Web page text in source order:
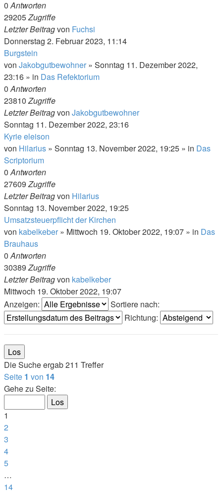
0Antworten
29205Zugriffe
Letzter Beitragvon Fuchsi
Donnerstag 2. Februar 2023, 11:14
Burgstein
von Jakobgutbewohner » Sonntag 11. Dezember 2022,
23:16 » in Das Refektorium
0Antworten
23810Zugriffe
Letzter Beitragvon Jakobgutbewohner
Sonntag 11. Dezember 2022, 23:16
Kyrie eleison
von Hilarius » Sonntag 13. November 2022, 19:25 » in Das
Scriptorium
0Antworten
27609Zugriffe
Letzter Beitragvon Hilarius
Sonntag 13. November 2022, 19:25
Umsatzsteuerpflicht der Kirchen
von kabelkeber » Mittwoch 19. Oktober 2022, 19:07 » in Das
Brauhaus
0Antworten
30389Zugriffe
Letzter Beitragvon kabelkeber
Mittwoch 19. Oktober 2022, 19:07
Anzeigen:
Sortiere nach:
Richtung:
Die Suche ergab 211 Treffer
Seite 1 von 14
Gehe zu Seite:
1
2
3
4
5
…
14